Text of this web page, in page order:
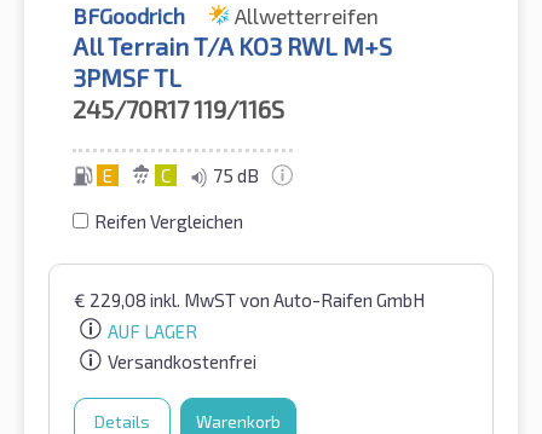
BFGoodrich Allwetterreifen
All Terrain T/A KO3 RWL M+S
3PMSF TL
245/70R17119/116S
E C 75 dB
Reifen Vergleichen
€ 229,08 inkl. MwSTvon Auto-Raifen GmbH
AUF LAGER
Versandkostenfrei
Details Warenkorb